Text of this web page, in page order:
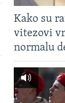
Kako su
vitezovi
normalu